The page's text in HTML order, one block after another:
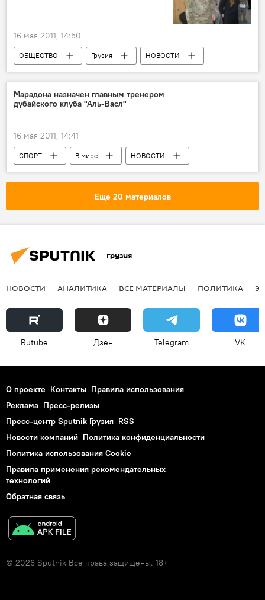
16 мая 2011, 14:50
ОБЩЕСТВО Грузия НОВОСТИ
Марадона назначен главным тренером
дубайского клуба "Аль-Васл"
16 мая 2011, 14:41
СПОРТ В мире НОВОСТИ
Еще 20 материалов
Грузия
НОВОСТИ АНАЛИТИКА ВСЕ МАТЕРИАЛЫ ПОЛИТИКА
Rutube Дзен Telegram VK
О проекте Контакты Правила использования
Реклама Пресс-релизы
Пресс-центр Sputnik Грузия RSS
Новости компаний Политика конфиденциальности
Политика использования Cookie
Правила применения рекомендательных
технологий
Обратная связь
© 2026 Sputnik Все права защищены. 18+